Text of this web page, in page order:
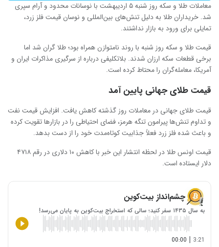
معاملات طلا و سکه روز شنبه ۵ اردیبهشت با نوسانات محدود و آرام سپری
شد. خریداران طلا به دلیل تنش‌های بین‌المللی و نوسان قیمت فلز زرد،
تمایلی برای ورود به بازار نداشتند.
قیمت طلا و سکه روز شنبه با روند نامتوازن همراه بود؛ طلا گران شد اما
برخی قطعات سکه ارزان شدند. بلاتکلیفی درباره از سرگیری مذاکرات ایران و
آمریکا، معامله‌گران را محتاط کرده است.
قیمت طلای جهانی پایین آمد
قیمت طلای جهانی در معاملات روز گذشته کاهش یافت. افزایش قیمت نفت
و تداوم تنش‌ها پیرامون تنگه هرمز، فضای احتیاطی را در بازارها تقویت کرده
و باعث شده فلز زرد فعلاً جذابیت کوتاه‌مدت خود را از دست بدهد.
قیمت اونس طلا در لحظه انتشار این خبر با کاهش ۱۰ دلاری در رقم ۴۷۱۸
دلار ایستاده است.
چشم‌انداز بیت‌کوین
به سال ۱۴۳۵ سفر کنید؛ سالی که استخراج بیت‌کوین به پایان می‌رسد!
3:21
|
00:00